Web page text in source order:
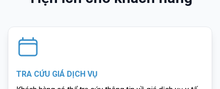
TRA CỨU GIÁ DỊCH VỤ